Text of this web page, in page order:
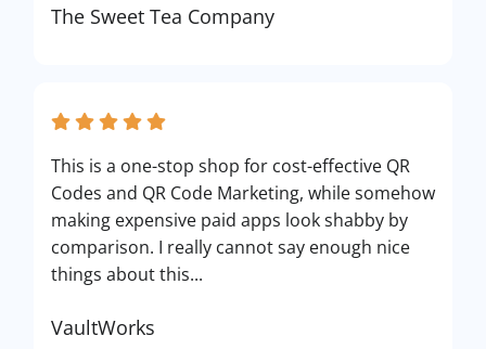
The Sweet Tea Company
This is a one-stop shop for cost-effective QR
Codes and QR Code Marketing, while somehow
making expensive paid apps look shabby by
comparison. I really cannot say enough nice
things about this...
VaultWorks